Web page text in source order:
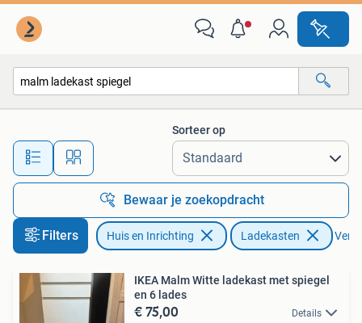
Alle afstanden…
Sorteer op
Bewaar je zoekopdracht
Filters Huis en Inrichting Ladekasten
IKEA Malm Witte ladekast met spiegel
en 6 lades
€ 75,00 Details